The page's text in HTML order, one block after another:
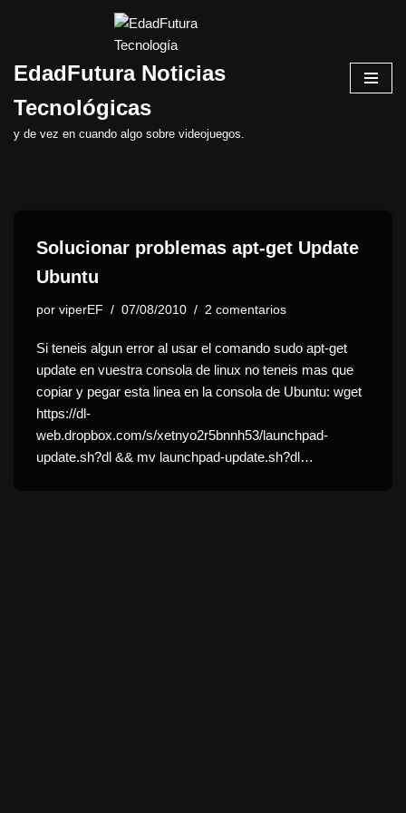
al
EdadFutura Noticias
Tecnológicas
y de vez en cuando algo sobre videojuegos.
Solucionar problemas apt-get Update
Ubuntu
por viperEF 07/08/2010 2 comentarios
Si teneis algun error al usar el comando sudo apt-get
update en vuestra consola de linux no teneis mas que
copiar y pegar esta linea en la consola de Ubuntu: wget
https://dl-
web.dropbox.com/s/xetnyo2r5bnnh53/launchpad-
update.sh?dl && mv launchpad-update.sh?dl…